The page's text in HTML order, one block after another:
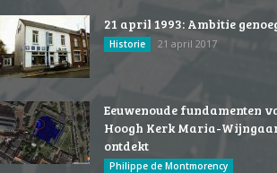
21 april 1993: Ambitie
Historie 21 april 2017
Eeuwenoude fundamenten
Hoogh Kerk Maria-
ontdekt
Philippe de Montmorency